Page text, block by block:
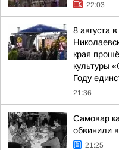
22:03
8 августа
края
культуры
Году
21:36
Самовар
обвинили
21:25